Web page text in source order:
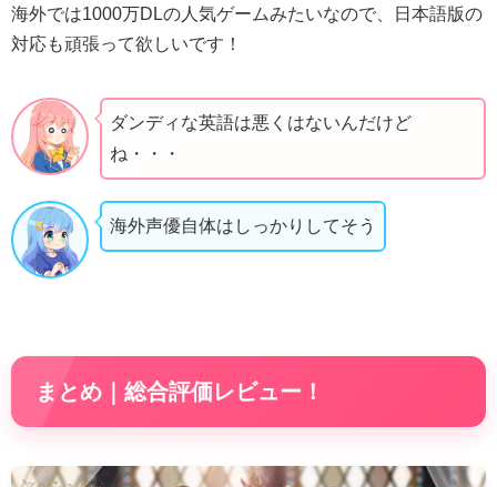
海外では1000万DLの人気ゲームみたいなので、日本語版の
対応も頑張って欲しいです！
ダンディな英語は悪くはないんだけど
ね・・・
海外声優自体はしっかりしてそう
まとめ｜総合評価レビュー！